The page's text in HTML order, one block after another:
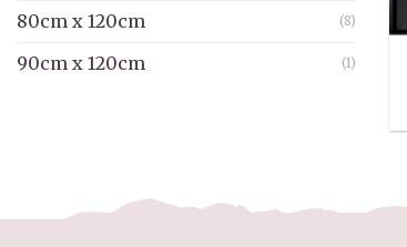
80cm x 120cm (8)
90cm x 120cm (1)